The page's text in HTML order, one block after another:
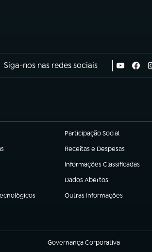
Siga-nos nas redes sociais
Participação Social
(abre em nova aba)
Receitas e Despesas
(abre em nova aba)
Informações Classificadas
(abre em nova aba)
Dados Abertos
(abre em nova aba)
Outras Informações
(abre em nova aba)
Governança Corporativa
(abre em nova aba)